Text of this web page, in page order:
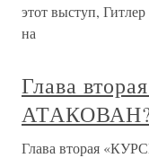
этот выступ,
на
Глава
Глава вторая